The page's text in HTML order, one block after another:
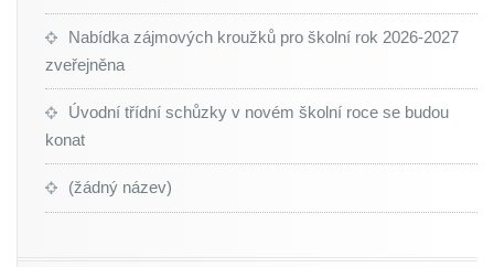
Nabídka zájmových kroužků pro školní rok 2026-2027
zveřejněna
Úvodní třídní schůzky v novém školní roce se budou
konat
(žádný název)